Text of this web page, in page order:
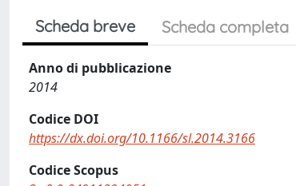
Scheda breve Scheda completa
Anno di pubblicazione
2014
Codice DOI
https://dx.doi.org/10.1166/sl.2014.3166
Codice Scopus